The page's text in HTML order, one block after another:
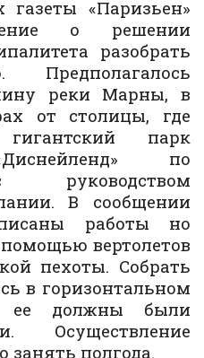
газеты «Паризьен»
о решении
разобрать
реки Марны, в
от столицы, где
парк
по
В сообщении
работы но
вертолетов
пехоты. Собрать
в горизонтальном
ее должны были
Осуществление
занять полгода.